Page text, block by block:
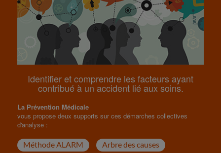
Identifier et comprendre les facteurs ayant
contribué à un accident lié aux soins.
La Prévention Médicale
vous propose deux supports sur ces démarches collectives
d'analyse :
Méthode ALARM Arbre des causes